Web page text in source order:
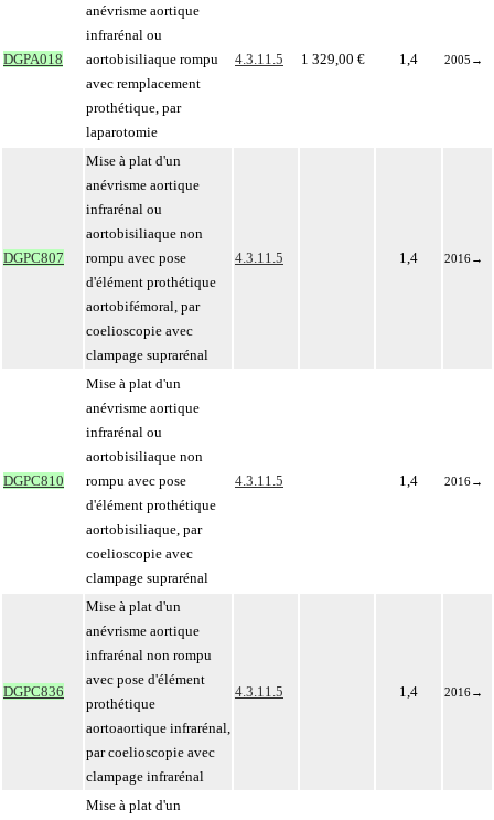
DGPA018
anévrisme aortique
infrarénal ou
aortobisiliaque rompu
avec remplacement
prothétique, par
laparotomie
4.3.11.5 1 329,00 € 1,4 2005 →
DGPC807
Mise à plat d'un
anévrisme aortique
infrarénal ou
aortobisiliaque non
rompu avec pose
d'élément prothétique
aortobifémoral, par
coelioscopie avec
clampage suprarénal
4.3.11.5 1,4 2016→
DGPC810
Mise à plat d'un
anévrisme aortique
infrarénal ou
aortobisiliaque non
rompu avec pose
d'élément prothétique
aortobisiliaque, par
coelioscopie avec
clampage suprarénal
4.3.11.5 1,4 2016→
DGPC836
Mise à plat d'un
anévrisme aortique
infrarénal non rompu
avec pose d'élément
prothétique
aortoaortique infrarénal,
par coelioscopie avec
clampage infrarénal
4.3.11.5 1,4 2016→
Mise à plat d'un